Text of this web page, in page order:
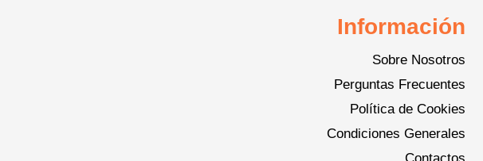
Información
Sobre Nosotros
Perguntas Frecuentes
Política de Cookies
Condiciones Generales